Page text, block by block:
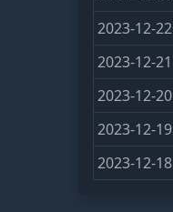
2023-12-22
2023-12-21
2023-12-20
2023-12-19
2023-12-18